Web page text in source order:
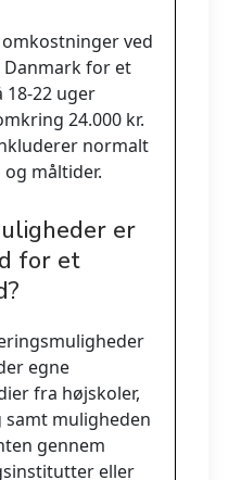
ved
for et
22 uger
24.000 kr.
normalt
måltider.
er
for et
egne
fra højskoler,
samt muligheden
gennem
eller